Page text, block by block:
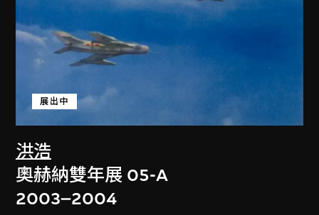
洪浩
展出中
奧赫納雙年展 05-A
2003–2004